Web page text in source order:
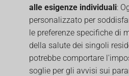
alle esigenze individuali:
personalizzato per
le preferenze specifiche di
della salute dei singoli
potrebbe comportare
soglie per gli avvisi sui